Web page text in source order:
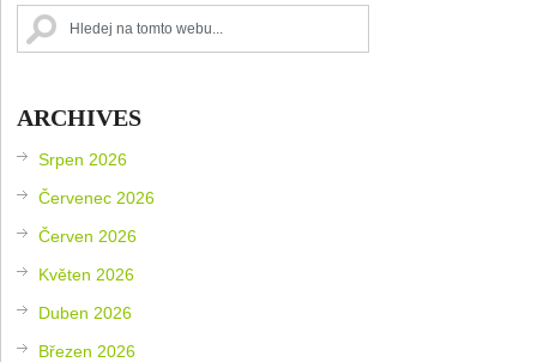
ARCHIVES
Srpen 2026
Červenec 2026
Červen 2026
Květen 2026
Duben 2026
Březen 2026